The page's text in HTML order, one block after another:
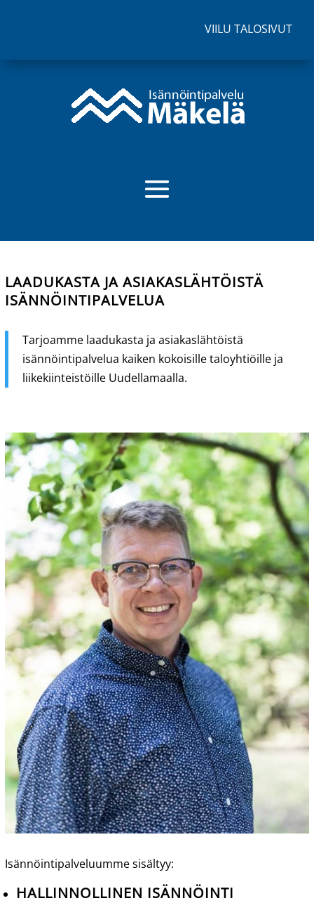
VIILU TALOSIVUT
LAADUKASTA JA ASIAKASLÄHTÖISTÄ
ISÄNNÖINTIPALVELUA
Tarjoamme laadukasta ja asiakaslähtöistä
isännöintipalvelua kaiken kokoisille taloyhtiöille ja
liikekiinteistöille Uudellamaalla.
Isännöintipalveluumme sisältyy:
HALLINNOLLINEN ISÄNNÖINTI